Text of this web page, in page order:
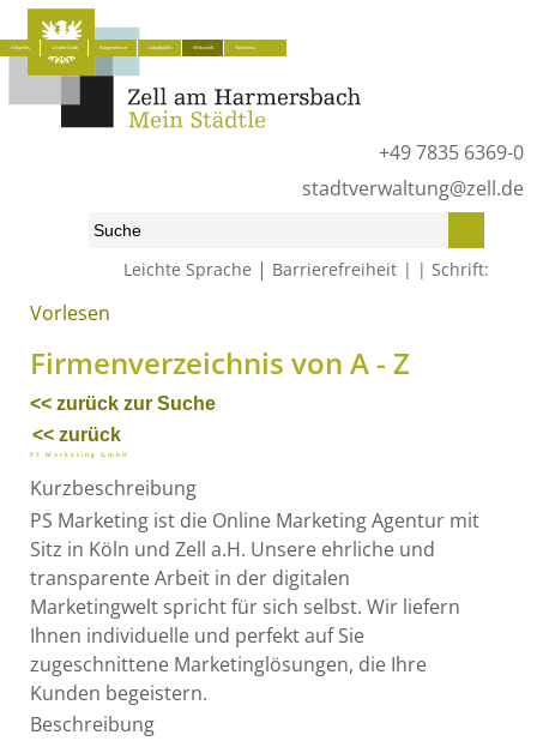
+49 7835 6369-0
stadtverwaltung@zell.de
Leichte Sprache | Barrierefreiheit Schrift:
Aktuelles Unsere Stadt Bürgerservice Lokalpolitik Wirtschaft Tourismus
Start» Wirtschaft» Firmenverzeichnis von A - Z
Vorlesen
Firmenverzeichnis von A - Z
<< zurück zur Suche
<< zurück
PS Marketing GmbH
Kurzbeschreibung
PS Marketing ist die Online Marketing Agentur mit
Sitz in Köln und Zell a.H. Unsere ehrliche und
transparente Arbeit in der digitalen
Marketingwelt spricht für sich selbst. Wir liefern
Ihnen individuelle und perfekt auf Sie
zugeschnittene Marketinglösungen, die Ihre
Kunden begeistern.
Beschreibung